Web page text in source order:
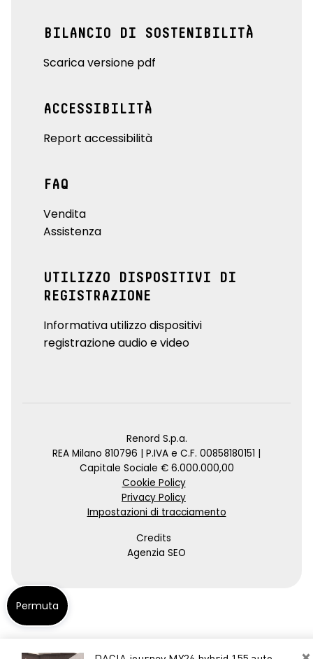
BILANCIO DI SOSTENIBILITÀ
Scarica versione pdf
ACCESSIBILITÀ
Report accessibilità
FAQ
Vendita
Assistenza
UTILIZZO DISPOSITIVI DI
REGISTRAZIONE
Informativa utilizzo dispositivi
registrazione audio e video
Renord S.p.a.
REA Milano 810796 | P.IVA e C.F. 00858180151 |
Capitale Sociale € 6.000.000,00
Cookie Policy
Privacy Policy
Impostazioni di tracciamento
Credits
Agenzia SEO
Permuta